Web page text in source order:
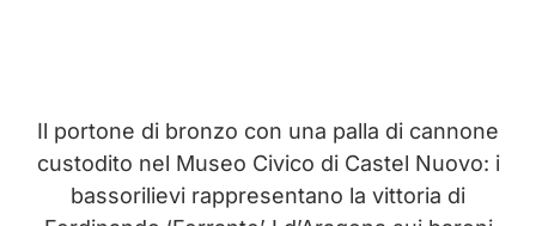
Il portone di bronzo con una palla di cannone
custodito nel Museo Civico di Castel Nuovo: i
bassorilievi rappresentano la vittoria di